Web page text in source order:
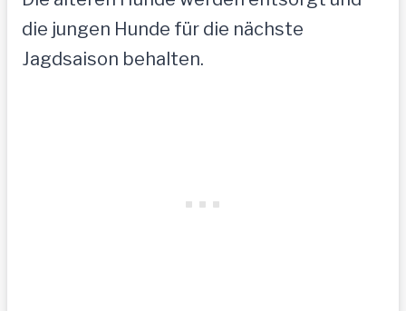
die jungen Hunde für die nächste
Jagdsaison behalten.